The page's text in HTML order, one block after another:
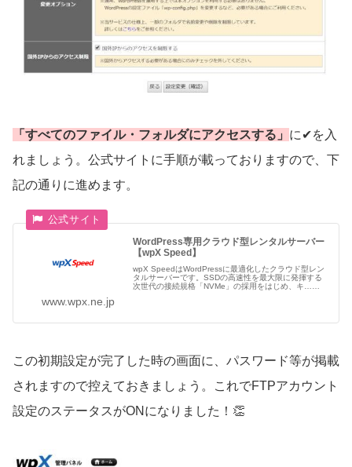
「すべてのファイル・フォルダにアクセスする」 に✔を入
れましょう。公式サイトに手順が載っておりますので、下
記の通りに進めます。
WordPress専用クラウド型レンタルサーバー
【wpX Speed】
wpX SpeedはWordPressに最適化したクラウド型レン
タルサーバーです。SSDの高速性を最大限に発揮する
次世代の接続規格「NVMe」の採用をはじめ、キ…続
www.wpx.ne.jp
この初期設定が完了した時の画面に、パスワード等が掲載
されますので控えておきましょう。これでFTPアカウント
設定のステータスがONになりました！👏